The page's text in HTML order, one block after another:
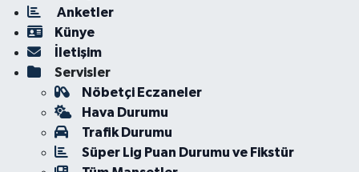
Anketler
Künye
İletişim
Servisler
Nöbetçi Eczaneler
Hava Durumu
Trafik Durumu
Süper Lig Puan Durumu ve Fikstür